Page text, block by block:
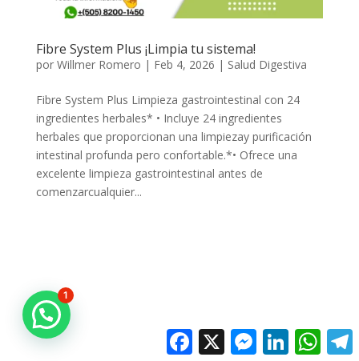
Fibre System Plus ¡Limpia tu sistema!
por Willmer Romero | Feb 4, 2026 | Salud Digestiva
Fibre System Plus Limpieza gastrointestinal con 24
ingredientes herbales* • Incluye 24 ingredientes
herbales que proporcionan una limpiezay purificación
intestinal profunda pero confortable.*• Ofrece una
excelente limpieza gastrointestinal antes de
comenzarcualquier...
Facebook Messenger
LinkedIn
1